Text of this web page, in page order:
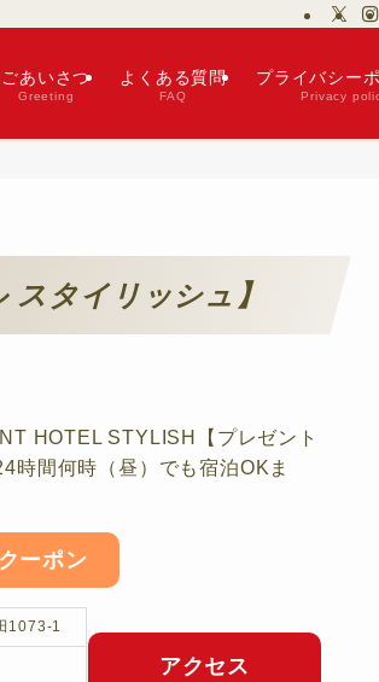
ごあいさつ
Greeting
よくある質問
FAQ
プライバシー
Privacy
タイリッシュ】
HOTEL STYLISH【プレゼント
時間何時（昼）でも宿泊OKま
ーポン
1073-1
アクセス